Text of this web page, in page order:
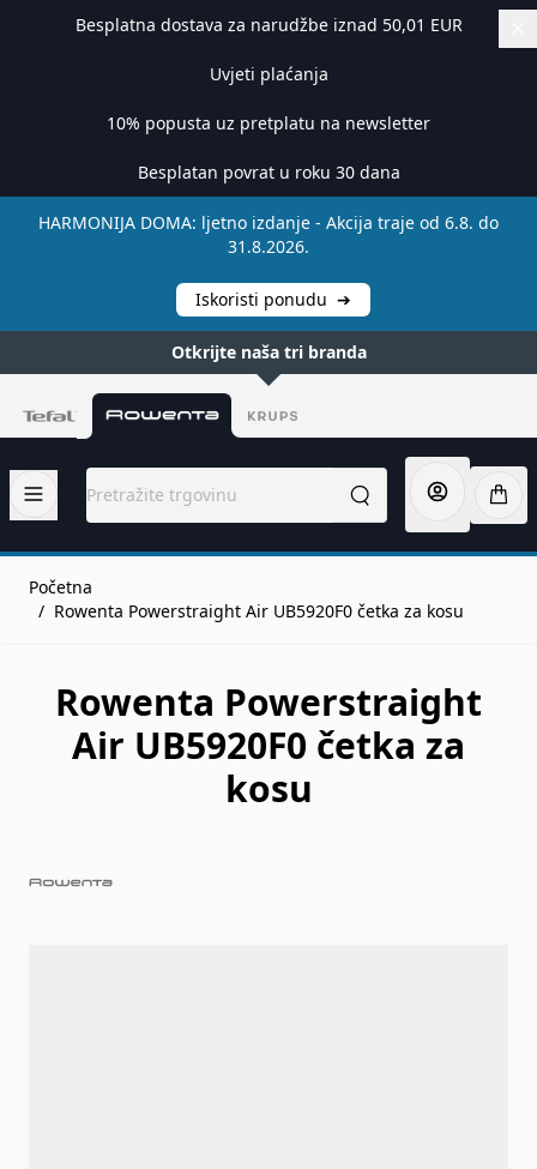
Besplatna dostava za narudžbe iznad 50,01 EUR
Uvjeti plaćanja
10% popusta uz pretplatu na newsletter
Besplatan povrat u roku 30 dana
HARMONIJA DOMA: ljetno izdanje - Akcija traje od 6.8. do
31.8.2026.
Iskoristi ponudu ➔
Otkrijte naša tri branda
Preskoči na sadržaj
Pretražite
Početna
/ Rowenta Powerstraight Air UB5920F0 četka za kosu
Rowenta Powerstraight
Air UB5920F0 četka za
kosu